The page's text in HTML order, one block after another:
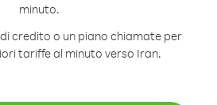
minuto.
credito o un piano chiamate per
tariffe al minuto verso Iran.